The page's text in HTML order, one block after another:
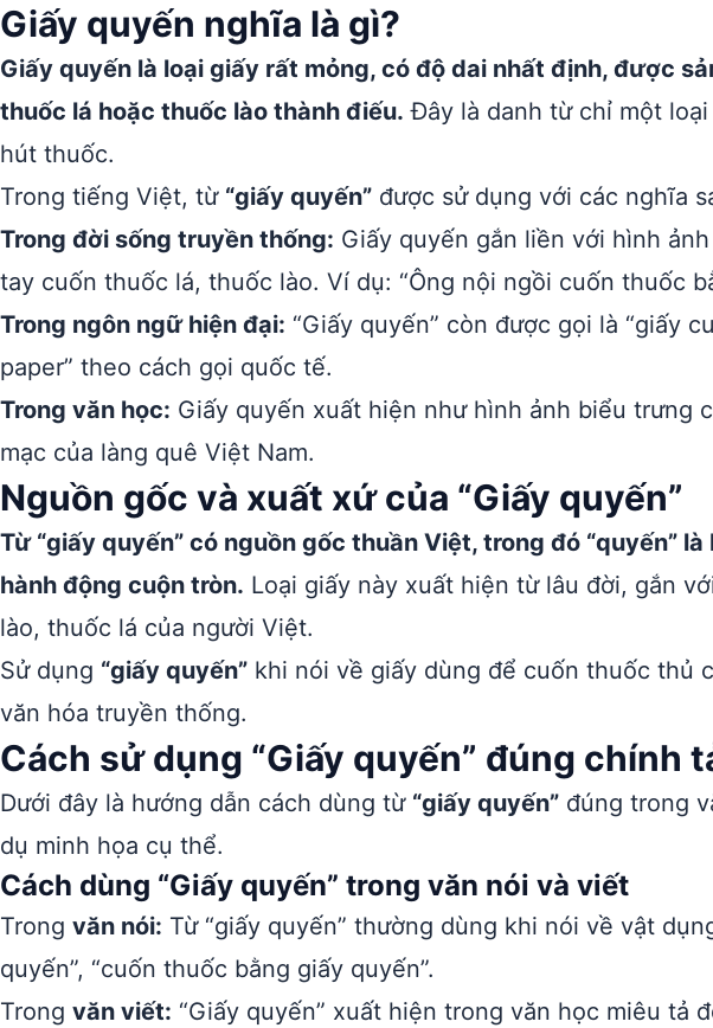
Giấy quyến nghĩa là gì?
Giấy quyến là loại giấy rất mỏng, có độ dai nhất định, được
thuốc lá hoặc thuốc lào thành điếu. Đây là danh từ chỉ một
hút thuốc.
Trong tiếng Việt, từ “giấy quyến” được sử dụng với các nghĩa
Trong đời sống truyền thống: Giấy quyến gắn liền với hình
tay cuốn thuốc lá, thuốc lào. Ví dụ: “Ông nội ngồi cuốn thuốc
Trong ngôn ngữ hiện đại: “Giấy quyến” còn được gọi là “giấy
paper” theo cách gọi quốc tế.
Trong văn học: Giấy quyến xuất hiện như hình ảnh biểu trưng
mạc của làng quê Việt Nam.
Nguồn gốc và xuất xứ của “Giấy quyến”
Từ “giấy quyến” có nguồn gốc thuần Việt, trong đó “quyến” là
hành động cuộn tròn. Loại giấy này xuất hiện từ lâu đời, gắn
lào, thuốc lá của người Việt.
Sử dụng “giấy quyến” khi nói về giấy dùng để cuốn thuốc thủ
văn hóa truyền thống.
Cách sử dụng “Giấy quyến” đúng chính
Dưới đây là hướng dẫn cách dùng từ “giấy quyến” đúng trong
dụ minh họa cụ thể.
Cách dùng “Giấy quyến” trong văn nói và viết
Trong văn nói: Từ “giấy quyến” thường dùng khi nói về vật
quyến”, “cuốn thuốc bằng giấy quyến”.
Trong văn viết: “Giấy quyến” xuất hiện trong văn học miêu tả